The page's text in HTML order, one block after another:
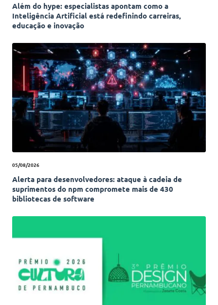
Além do hype: especialistas apontam como a
Inteligência Artificial está redefinindo carreiras,
educação e inovação
05/08/2026
Alerta para desenvolvedores: ataque à cadeia de
suprimentos do npm compromete mais de 430
bibliotecas de software